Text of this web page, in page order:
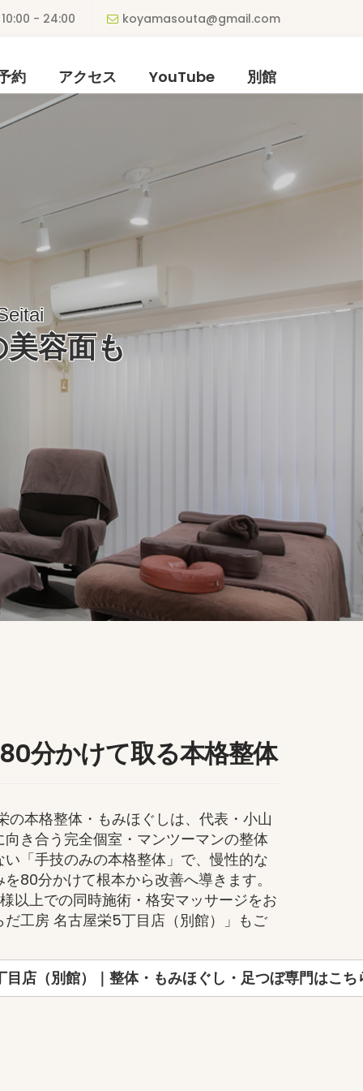
10:00 - 24:00 koyamasouta@gmail.com
約 アクセス YouTube 別館
美容面も
分かけて取る本格整体
の本格整体・もみほぐしは、代表・小山
き合う完全個室・マンツーマンの整体
「手技のみの本格整体」で、慢性的な
80分かけて根本から改善へ導きます。
以上での同時施術・格安マッサージをお
工房 名古屋栄5丁目店（別館）」もご
店（別館）｜整体・もみほぐし・足つぼ専門はこち